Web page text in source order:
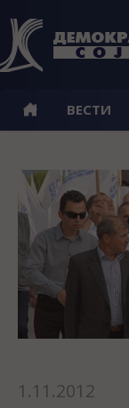
ВЕСТИ
1.11.2012